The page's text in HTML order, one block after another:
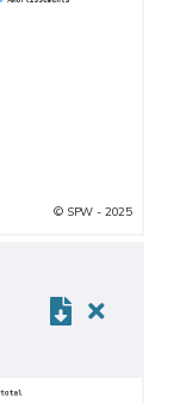
© SPW - 2025